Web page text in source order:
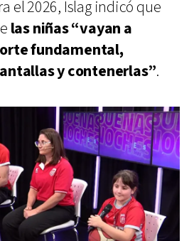
el 2026, Islag indicó que
las niñas “vayan a
fundamental,
y contenerlas”.